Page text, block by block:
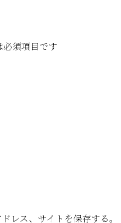
須項目です
レス、サイトを保存する。